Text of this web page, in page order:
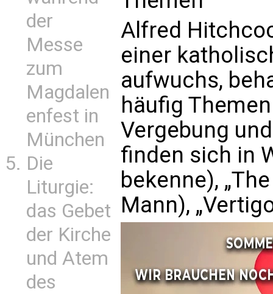
der
Messe
zum
Magdalen
enfest in
München
Die
Liturgie:
das Gebet
der Kirche
und Atem
des
Alfred
einer
aufwuchs,
häufig
Vergebung
finden sich in
bekenne),
Mann),